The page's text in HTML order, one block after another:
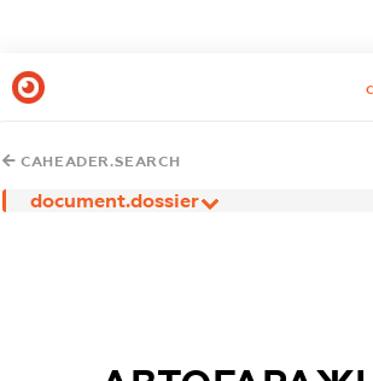
CAHEADER.SEARCH
document.dossier